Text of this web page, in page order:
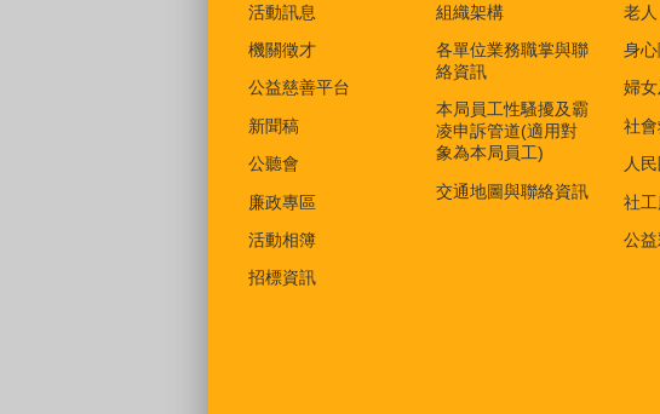
活動訊息
機關徵才
公益慈善平台
新聞稿
公聽會
廉政專區
活動相簿
招標資訊
組織架構
各單位業務職掌與聯
絡資訊
本局員工性騷擾及霸
凌申訴管道(適用對
象為本局員工)
交通地圖與聯絡資訊
老人
身
婦
社
人
社
公